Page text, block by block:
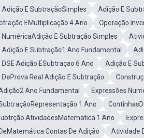
E SubtraçãoSimples
Adição E
EMultiplicação 4 Ano
Operação
NuméricaAdição E Subtração Simples
E Subtração1 Ano Fundamental
Adição ESubtraçao 6 Ano
Adição E
Real Adição E Subtração
Ano Fundamental
Expressões
1 Ano
AtividadesMatematica 1 Ano
Contas De Adição
Atividade